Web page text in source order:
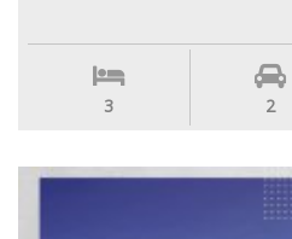
3 2